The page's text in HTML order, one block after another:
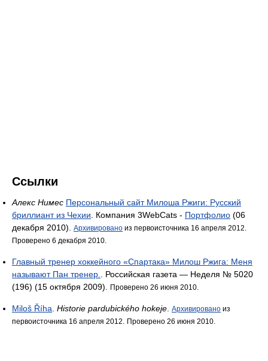
Ссылки
Алекс Нимес Персональный сайт Милоша Ржиги: Русский
бриллиант из Чехии . Компания 3WebCats - Портфолио (06
декабря 2010).
Архивировано из первоисточника 16 апреля 2012.
Проверено 6 декабря 2010.
Главный тренер хоккейного «Спартака» Милош Ржига: Меня
называют Пан тренер.
. Российская газета — Неделя № 5020
(196) (15 октября 2009).
Проверено 26 июня 2010.
Miloš Říha Historie pardubického hokeje Архивировано из
первоисточника 16 апреля 2012.
Проверено 26 июня 2010.